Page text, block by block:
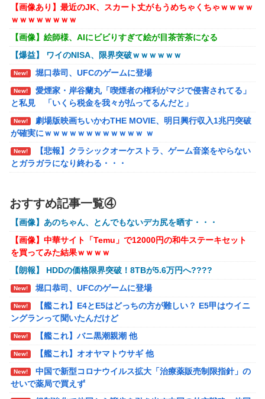
【動画】大阪府警に射殺されたオッサン、めちゃめち
ゃ苦しそうに死ぬ
New! 【悲報】黒人、卑怯すぎて炎上するｗｗｗｗ
New!
【画像】井口裕香(36)、タンクトップがはち切れそう
なくらいデカイｗｗｗｗｗｗｗｗｗｗｗ
【画像】 AI「写真の背景削除？ガンプラの箱追加し
といてあげよ????」
New!
わ」にどハマり「今では毎晩1時間くらい見ながら入眠して
います」
New!
【FF16】 「ファイナルファンタジー16」発売日が
後か！
【艦これ】 E3-4のラスダンは航空優勢は取るの？取らない
の？
メトロイドプライム4 新品が2999円に…
百合子「隣に座る貴女」【ミリマス】
【VTuber】Google Play「選抜！推しナイン発表会」出演
者発表！『にじだけと思ってたけど座長と除夜のケツおるや
んけ』
『ほの暮しの庭』Switch2版 21,965本、Switch版 12,458本
【画像あり】最近のJK、スカート丈がもうめちゃくちゃｗｗｗｗ
ｗｗｗｗｗｗｗｗ
【画像】絵師様、AIにビビりすぎて絵が目茶苦茶になる
【爆益】 ワイのNISA、限界突破ｗｗｗｗｗｗ
New! 堀口恭司、UFCのゲームに登場
New!
愛煙家・岸谷蘭丸「喫煙者の権利がマジで侵害されてる」
と私見 「いくら税金を我々が払ってるんだと」
New!
劇場版映画ちいかわTHE MOVIE、明日興行収入1兆円突破
が確実にｗｗｗｗｗｗｗｗｗｗｗｗ ｗ
New!
【悲報】クラシックオーケストラ、ゲーム音楽をやらない
とガラガラになり終わる・・・
New!
【アークナイツ】Cutiesシリーズ「アンジェリーナ」「テ
キーラ」デフォルメフィギュア【予約開始】
New!
【アズールレーン】グッスマ上海「大鳳：プライベート・
クォーターズVer.」フィギュア【原型公開】
New!
【ガンダムSEED】バンプレスト「ラクス・クライン」
「カガリ・ユラ・アスハ」プライズフィギュア【彩色原型公開】
New!
【艦これ】E4とE5はどっちの方が難しい？ E5甲はウイニ
ングランって聞いたんだけど
New! 【艦これ】バニ黒潮親潮 他
New! 【艦これ】オオヤマトウサギ 他
New!
【悲報】アメリカで今も続いてる近親相姦の一族がやばす
ぎる
おすすめ記事一覧④
【画像】あのちゃん、とんでもないデカ尻を晒す・・・
【画像】中華サイト「Temu」で12000円の和牛ステーキセット
を買ってみた結果ｗｗｗｗ
【朗報】 HDDの価格限界突破！8TBが5.6万円へ????
New! 堀口恭司、UFCのゲームに登場
New!
【艦これ】E4とE5はどっちの方が難しい？ E5甲はウイニ
ングランって聞いたんだけど
New! 【艦これ】バニ黒潮親潮 他
New! 【艦これ】オオヤマトウサギ 他
New!
中国で新型コロナウイルス拡大「治療薬販売制限指針」の
せいで薬局で買えず